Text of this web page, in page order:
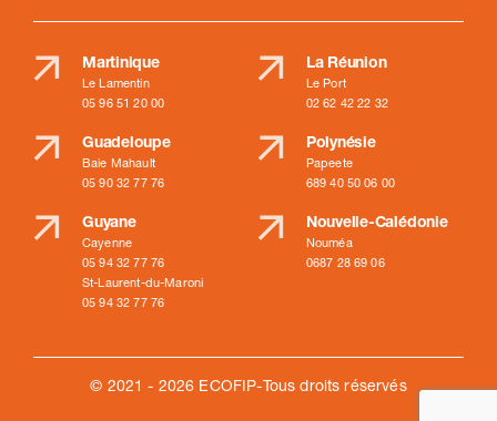
Martinique
Le Lamentin
05 96 51 20 00
Guadeloupe
Baie Mahault
05 90 32 77 76
Guyane
Cayenne
05 94 32 77 76
St-Laurent-du-Maroni
05 94 32 77 76
La Réunion
Le Port
02 62 42 22 32
Polynésie
Papeete
689 40 50 06 00
Nouvelle-Calédonie
Nouméa
0687 28 69 06
© 2021 - 2026 ECOFIP-Tous droits réservés